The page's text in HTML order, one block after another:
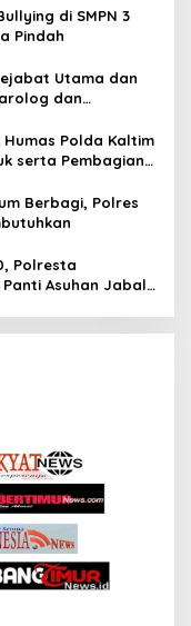
di SMPN 3
Pindah
Utama dan
dan
Polda Kaltim
serta Pembagian
Berbagi, Polres
Polresta
Asuhan Jabal